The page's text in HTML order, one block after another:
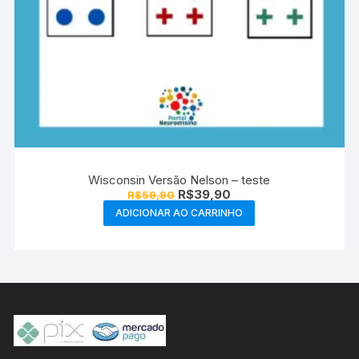
Wisconsin Versão Nelson – teste
R$59,90 O
preço
original
era:
R$39,90
preço
atual
é:
ADICIONAR AO CARRINHO